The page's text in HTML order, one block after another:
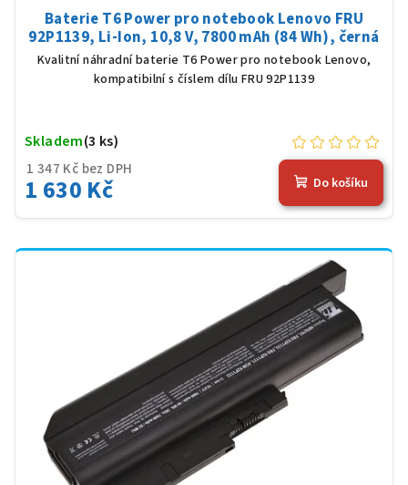
Baterie T6 Power pro notebook Lenovo FRU
92P1139, Li-Ion, 10,8 V, 7800 mAh (84 Wh), černá
Kvalitní náhradní baterie T6 Power pro notebook Lenovo,
kompatibilní s číslem dílu FRU 92P1139
1 347 Kč bez DPH
1 630 Kč
Skladem(3 ks)
Do košíku